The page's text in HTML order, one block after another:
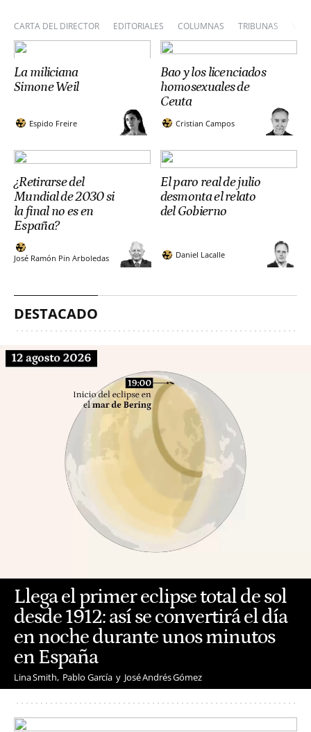
CARTA DEL DIRECTOR EDITORIALES COLUMNAS TRIBUNAS
La miliciana
Simone Weil
Espido Freire
Bao y los licenciados
homosexuales de
Ceuta
Cristian Campos
¿Retirarse del
Mundial de 2030 si
la final no es en
España?
José Ramón Pin Arboledas
El paro real de julio
desmonta el relato
del Gobierno
Daniel Lacalle
DESTACADO
Llega el primer eclipse total de sol
desde 1912: así se convertirá el día
en noche durante unos minutos
en España
Lina Smith Pablo García José Andrés Gómez